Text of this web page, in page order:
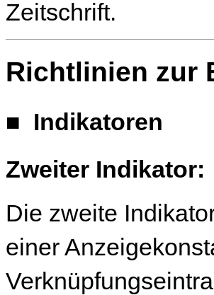
Zeitschrift.
Richtlinien zur
■ Indikatoren
Zweiter Indikator:
Die zweite
einer